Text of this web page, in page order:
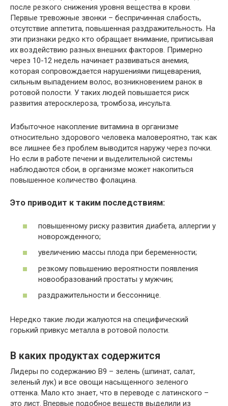
после резкого снижения уровня вещества в крови.
Первые тревожные звонки – беспричинная слабость,
отсутствие аппетита, повышенная раздражительность. На
эти признаки редко кто обращает внимание, приписывая
их воздействию разных внешних факторов. Примерно
через 10-12 недель начинает развиваться анемия,
которая сопровождается нарушениями пищеварения,
сильным выпадением волос, возникновением ранок в
ротовой полости. У таких людей повышается риск
развития атеросклероза, тромбоза, инсульта.
Избыточное накопление витамина в организме
относительно здорового человека маловероятно, так как
все лишнее без проблем выводится наружу через почки.
Но если в работе печени и выделительной системы
наблюдаются сбои, в организме может накопиться
повышенное количество фолацина.
Это приводит к таким последствиям:
повышенному риску развития диабета, аллергии у
новорожденного;
увеличению массы плода при беременности;
резкому повышению вероятности появления
новообразований простаты у мужчин;
раздражительности и бессоннице.
Нередко такие люди жалуются на специфический
горький привкус металла в ротовой полости.
В каких продуктах содержится
Лидеры по содержанию В9 – зелень (шпинат, салат,
зеленый лук) и все овощи насыщенного зеленого
оттенка. Мало кто знает, что в переводе с латинского –
это лист. Впервые подобное веществ выделили из